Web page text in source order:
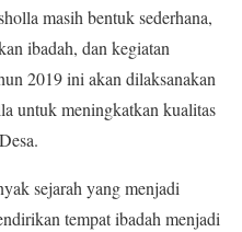
masih bentuk sederhana,
ibadah, dan kegiatan
2019 ini akan dilaksanakan
untuk meningkatkan kualitas
sejarah yang menjadi
tempat ibadah menjadi